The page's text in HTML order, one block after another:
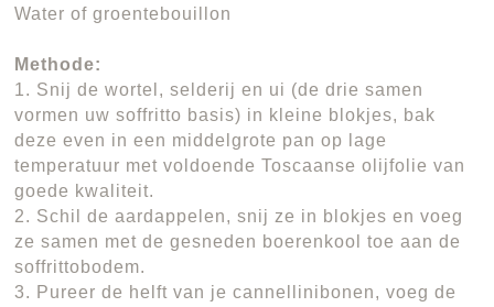
Water of groentebouillon
Methode:
1. Snij de wortel, selderij en ui (de drie samen
vormen uw soffritto basis) in kleine blokjes, bak
deze even in een middelgrote pan op lage
temperatuur met voldoende Toscaanse olijfolie van
goede kwaliteit.
2. Schil de aardappelen, snij ze in blokjes en voeg
ze samen met de gesneden boerenkool toe aan de
soffrittobodem.
3. Pureer de helft van je cannellinibonen, voeg de